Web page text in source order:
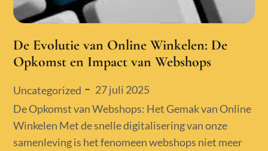
De Evolutie van Online Winkelen: De
Opkomst en Impact van Webshops
Uncategorized
Posted
on
27 juli 2025
De Opkomst van Webshops: Het Gemak van Online
Winkelen Met de snelle digitalisering van onze
samenleving is het fenomeen webshops niet meer